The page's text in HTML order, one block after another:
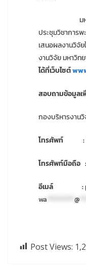
มหาวิทยาลั
ประชุมวิชาการ
เสนอผลงานวิจั
งานวิจัย มหาวิท
ได้ที่เว็บไซต์
สอบถามข้อมูลเ
กองบริหารงานวิ
โทรศัพท์ :
โทรศัพท์มือถือ :
อีเมล์ :
wa
@
Post Views: